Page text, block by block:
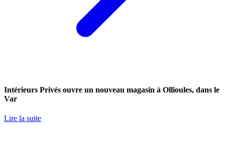
Intérieurs Privés ouvre un nouveau magasin à Ollioules, dans le
Var
Lire la suite